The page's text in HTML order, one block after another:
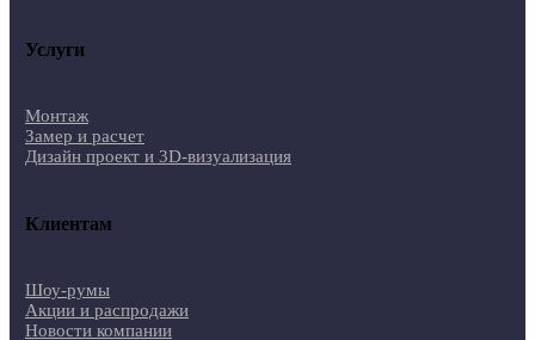
Услуги
Монтаж
Замер и расчет
Дизайн проект и 3D-визуализация
Клиентам
Шоу-румы
Акции и распродажи
Новости компании